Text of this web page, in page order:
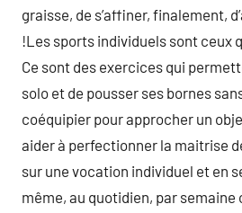
graisse, de s’affiner, finalement,
!Les sports individuels sont ceux
Ce sont des exercices qui
solo et de pousser ses bornes
coéquipier pour approcher un
aider à perfectionner la maitrise
sur une vocation individuel et en
même, au quotidien, par semaine